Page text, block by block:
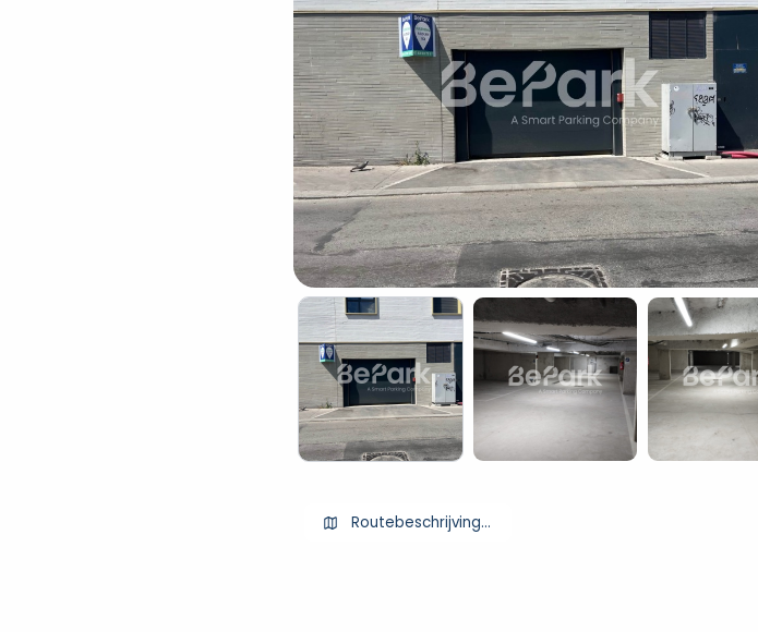
Routebeschrijving ophalen